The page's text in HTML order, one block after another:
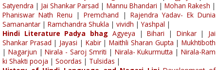
Satyendra | Jai Shankar Parsad | Mannu Bhandari | Mohan Rakesh |
Phaniswar Nath Renu |Premchand | Rajendra Yadav- Ek Dunia
Samanantar | Ramchandra Shukla | vividh |Yashpal |
Hindi Literature Padya bhag Agyeya |Bihari | Dinkar| Jai
Shankar Prasad | Jayasi | Kabir|Maithli Sharan Gupta |Mukhtiboth
| Nagarjun |Nirala - Saroj Smriti | Nirala- Kukurmutta |Nirala-Ram
ki Shakti pooja | Soordas | Tulsidas |